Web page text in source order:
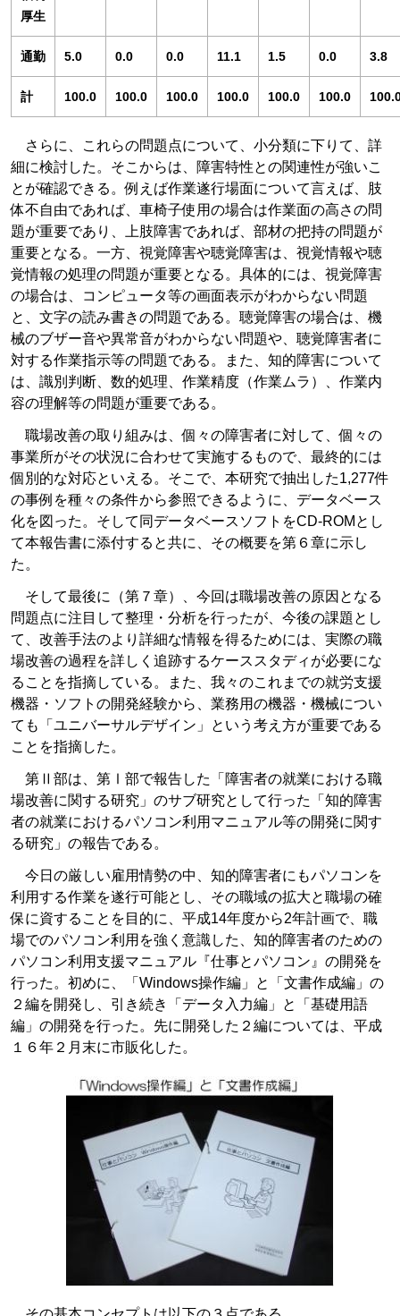
厚生
通勤 5.0 0.0 0.0 11.1 1.5 0.0 3.8
計 100.0 100.0 100.0 100.0 100.0 100.0
さらに、これらの問題点について、小分類に下りて、詳
細に検討した。そこからは、障害特性との関連性が強いこ
とが確認できる。例えば作業遂行場面について言えば、肢
体不自由であれば、車椅子使用の場合は作業面の高さの問
題が重要であり、上肢障害であれば、部材の把持の問題が
重要となる。一方、視覚障害や聴覚障害は、視覚情報や聴
覚情報の処理の問題が重要となる。具体的には、視覚障害
の場合は、コンピュータ等の画面表示がわからない問題
と、文字の読み書きの問題である。聴覚障害の場合は、機
械のブザー音や異常音がわからない問題や、聴覚障害者に
対する作業指示等の問題である。また、知的障害について
は、識別判断、数的処理、作業精度（作業ムラ）、作業内
容の理解等の問題が重要である。
職場改善の取り組みは、個々の障害者に対して、個々の
事業所がその状況に合わせて実施するもので、最終的には
個別的な対応といえる。そこで、本研究で抽出した1,277件
の事例を種々の条件から参照できるように、データベース
化を図った。そして同データベースソフトをCD-ROMとし
て本報告書に添付すると共に、その概要を第６章に示し
た。
そして最後に（第７章）、今回は職場改善の原因となる
問題点に注目して整理・分析を行ったが、今後の課題とし
て、改善手法のより詳細な情報を得るためには、実際の職
場改善の過程を詳しく追跡するケーススタディが必要にな
ることを指摘している。また、我々のこれまでの就労支援
機器・ソフトの開発経験から、業務用の機器・機械につい
ても「ユニバーサルデザイン」という考え方が重要である
ことを指摘した。
第Ⅱ部は、第Ⅰ部で報告した「障害者の就業における職
場改善に関する研究」のサブ研究として行った「知的障害
者の就業におけるパソコン利用マニュアル等の開発に関す
る研究」の報告である。
今日の厳しい雇用情勢の中、知的障害者にもパソコンを
利用する作業を遂行可能とし、その職域の拡大と職場の確
保に資することを目的に、平成14年度から2年計画で、職
場でのパソコン利用を強く意識した、知的障害者のための
パソコン利用支援マニュアル『仕事とパソコン』の開発を
行った。初めに、「Windows操作編」と「文書作成編」の
２編を開発し、引き続き「データ入力編」と「基礎用語
編」の開発を行った。先に開発した２編については、平成
１６年２月末に市販化した。